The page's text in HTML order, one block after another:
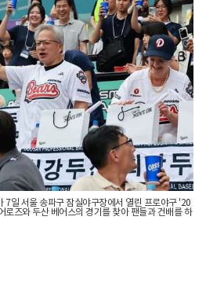
7일 서울 송파구 잠실야구장에서 열린 프로야구 '20
로즈와 두산 베어스의 경기를 찾아 팬들과 건배를 하